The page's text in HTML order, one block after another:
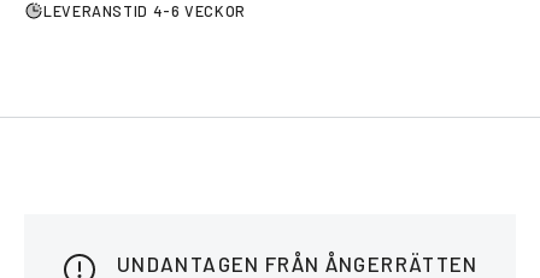
LEVERANSTID 4-6 VECKOR
UNDANTAGEN FRÅN ÅNGERRÄTTEN